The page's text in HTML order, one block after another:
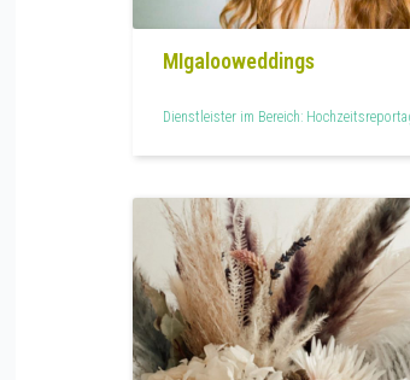
MIgalooweddings
Dienstleister im Bereich: